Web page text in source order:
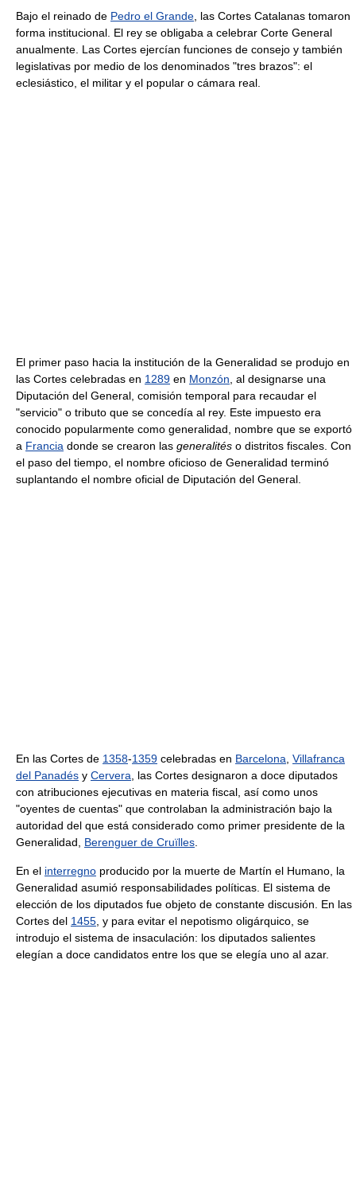
Bajo el reinado de Pedro el Grande , las Cortes Catalanas tomaron
forma institucional. El rey se obligaba a celebrar Corte General
anualmente. Las Cortes ejercían funciones de consejo y también
legislativas por medio de los denominados "tres brazos": el
eclesiástico, el militar y el popular o cámara real.
El primer paso hacia la institución de la Generalidad se produjo en
las Cortes celebradas en 1289 en Monzón , al designarse una
Diputación del General, comisión temporal para recaudar el
"servicio" o tributo que se concedía al rey. Este impuesto era
conocido popularmente como generalidad, nombre que se exportó
a Francia donde se crearon las generalités o distritos fiscales. Con
el paso del tiempo, el nombre oficioso de Generalidad terminó
suplantando el nombre oficial de Diputación del General.
En las Cortes de 1358-1359 celebradas en Barcelona Villafranca
del Panadés y Cervera , las Cortes designaron a doce diputados
con atribuciones ejecutivas en materia fiscal, así como unos
"oyentes de cuentas" que controlaban la administración bajo la
autoridad del que está considerado como primer presidente de la
Generalidad, Berenguer de Cruïlles
En el interregno producido por la muerte de Martín el Humano, la
Generalidad asumió responsabilidades políticas. El sistema de
elección de los diputados fue objeto de constante discusión. En las
Cortes del 1455 , y para evitar el nepotismo oligárquico, se
introdujo el sistema de insaculación: los diputados salientes
elegían a doce candidatos entre los que se elegía uno al azar.